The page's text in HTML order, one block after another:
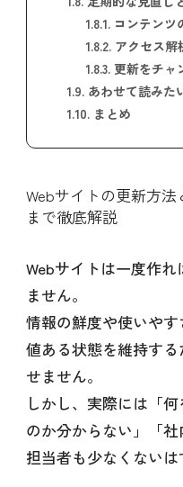
1.8.1.コンテンツ
1.8.2.アクセス解
1.8.3.更新をチャ
1.9.あわせて読みた
1.10.まとめ
Webサイトの更新方
まで徹底解説
Webサイトは一度作
ません。
情報の鮮度や使いや
値ある状態を維持す
せません。
しかし、実際には「
のか分からない」「
担当者も少なくないは